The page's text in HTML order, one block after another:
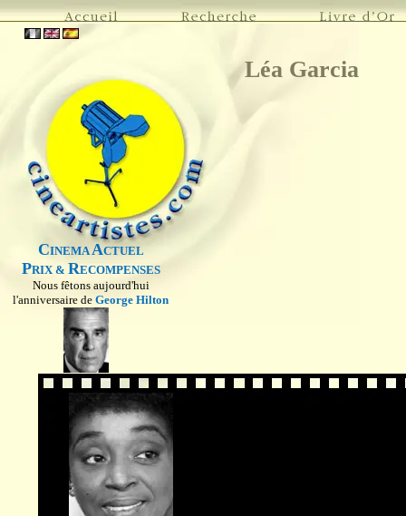
CINEMAACTUEL
PRIX & RECOMPENSES
Nous fêtons aujourd'hui
l'anniversaire de George Hilton
Léa Garcia